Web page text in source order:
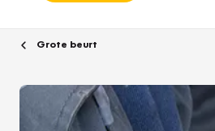
Grote beurt